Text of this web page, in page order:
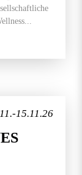
11.-15.11.26